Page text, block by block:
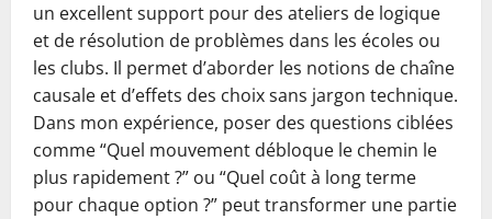
un excellent support pour des ateliers de logique
et de résolution de problèmes dans les écoles ou
les clubs. Il permet d’aborder les notions de chaîne
causale et d’effets des choix sans jargon technique.
Dans mon expérience, poser des questions ciblées
comme “Quel mouvement débloque le chemin le
plus rapidement ?” ou “Quel coût à long terme
pour chaque option ?” peut transformer une partie